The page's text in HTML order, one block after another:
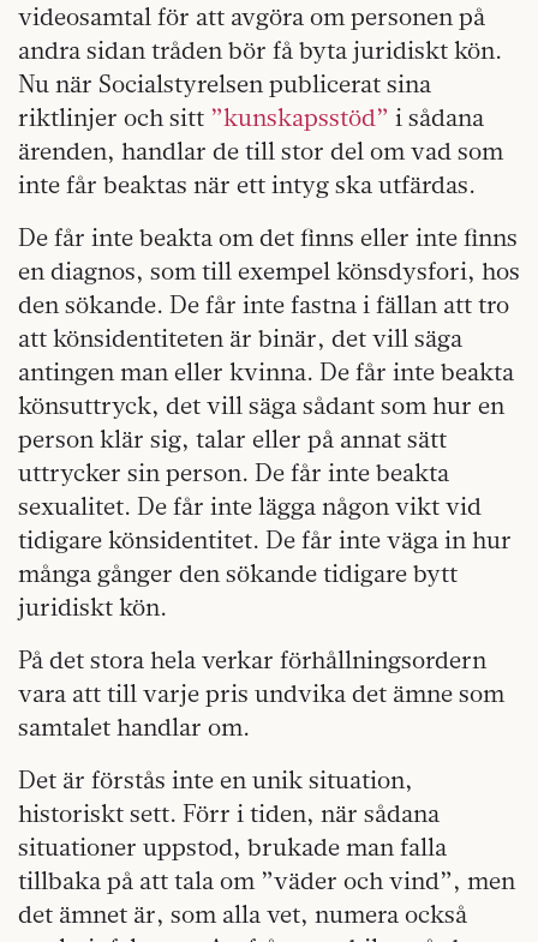
videosamtal för att avgöra om personen på
andra sidan tråden bör få byta juridiskt kön.
Nu när Socialstyrelsen publicerat sina
riktlinjer och sitt ”kunskapsstöd” i sådana
ärenden, handlar de till stor del om vad som
inte får beaktas när ett intyg ska utfärdas.
De får inte beakta om det finns eller inte finns
en diagnos, som till exempel könsdysfori, hos
den sökande. De får inte fastna i fällan att tro
att könsidentiteten är binär, det vill säga
antingen man eller kvinna. De får inte beakta
könsuttryck, det vill säga sådant som hur en
person klär sig, talar eller på annat sätt
uttrycker sin person. De får inte beakta
sexualitet. De får inte lägga någon vikt vid
tidigare könsidentitet. De får inte väga in hur
många gånger den sökande tidigare bytt
juridiskt kön.
På det stora hela verkar förhållningsordern
vara att till varje pris undvika det ämne som
samtalet handlar om.
Det är förstås inte en unik situation,
historiskt sett. Förr i tiden, när sådana
situationer uppstod, brukade man falla
tillbaka på att tala om ”väder och vind”, men
det ämnet är, som alla vet, numera också